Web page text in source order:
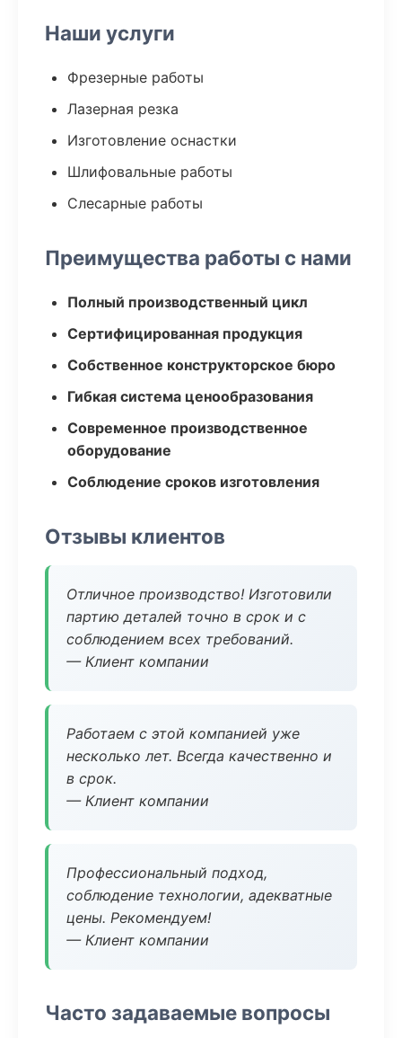
Наши услуги
Фрезерные работы
Лазерная резка
Изготовление оснастки
Шлифовальные работы
Слесарные работы
Преимущества работы с нами
Полный производственный цикл
Сертифицированная продукция
Собственное конструкторское бюро
Гибкая система ценообразования
Современное производственное
оборудование
Соблюдение сроков изготовления
Отзывы клиентов
Отличное производство! Изготовили
партию деталей точно в срок и с
соблюдением всех требований.
— Клиент компании
Работаем с этой компанией уже
несколько лет. Всегда качественно и
в срок.
— Клиент компании
Профессиональный подход,
соблюдение технологии, адекватные
цены. Рекомендуем!
— Клиент компании
Часто задаваемые вопросы